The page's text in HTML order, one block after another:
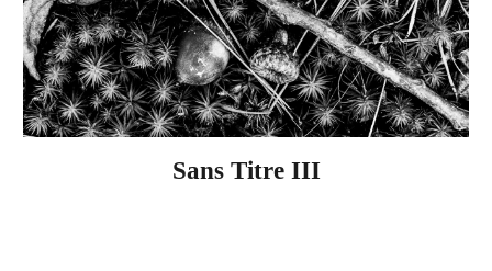
Sans Titre III